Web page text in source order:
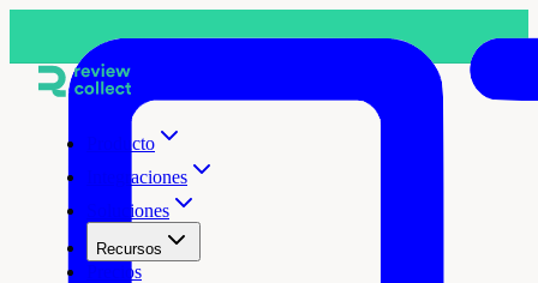
Producto
Integraciones
Soluciones
Recursos
Precios